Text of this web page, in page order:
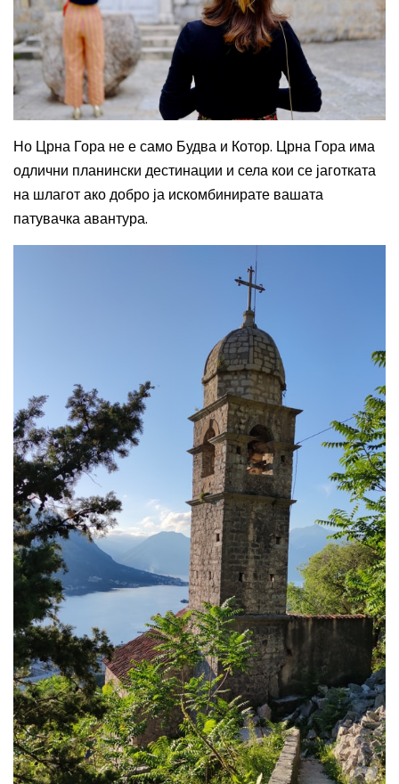
Но Црна Гора не е само Будва и Котор. Црна Гора има
одлични планински дестинации и села кои се јаготката
на шлаготако добро ја искомбинирате вашата
патувачка авантура.